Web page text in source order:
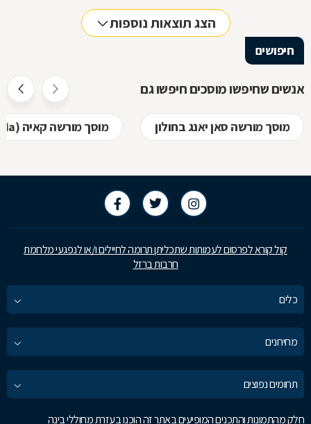
הצג תוצאות נוספות
חיפושים
אנשים שחיפשו מוסכים חיפשו גם
מוסך מורשה סאן יאנג בחולון מוסך מורשה קאיה (kia) בחולון
קול קורא לפרסום לעמותות שתכליתן תרומה לחיילים ו/או לנפגעי מלחמת
חרבות ברזל
כלים
מחירונים
תחומים נפוצים
חלק מהתמונות והתכנים המופיעים באתר זה הוכנו בעזרת מחוללי בינה